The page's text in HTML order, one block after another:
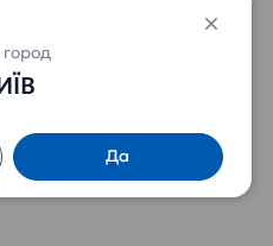
чая. Просто
с горячей водой,
минут и
занятых людей,
чай без лишних
Да